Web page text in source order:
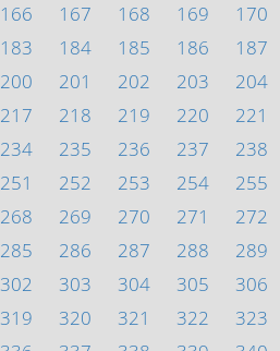
166 167 168 169 170
183 184 185 186 187
200 201 202 203 204
217 218 219 220 221
234 235 236 237 238
251 252 253 254 255
268 269 270 271 272
285 286 287 288 289
302 303 304 305 306
319 320 321 322 323